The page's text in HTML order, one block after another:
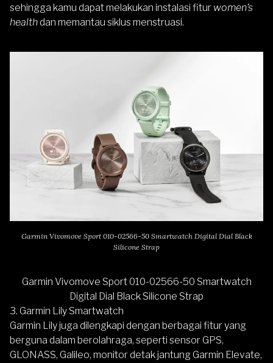
sehingga kamu dapat melakukan instalasi fitur women’s
healthdan memantau siklus menstruasi.
Garmin Vivomove Sport 010-02566-50 Smartwatch Digital Dial Black
Silicone Strap
Garmin Vivomove Sport 010-02566-50 Smartwatch
Digital Dial Black Silicone Strap
3. Garmin Lily Smartwatch
Garmin Lilyjuga dilengkapi dengan berbagai fitur yang
berguna dalam berolahraga, seperti sensor GPS,
GLONASS, Galileo, monitor detak jantung Garmin Elevate,